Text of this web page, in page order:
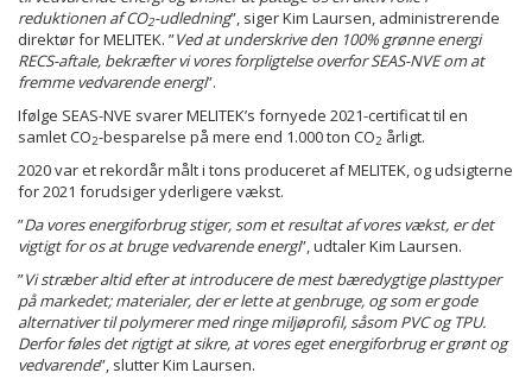
reduktionen af CO2-udledning”, siger Kim Laursen, administrerende
direktør for MELITEK. ”Ved at underskrive den 100% grønne energi
RECS-aftale, bekræfter vi vores forpligtelse overfor SEAS-NVE om at
fremme vedvarende energi”.
Ifølge SEAS-NVE svarer MELITEK’s fornyede 2021-certificat til en
samlet CO2-besparelse på mere end 1.000 ton CO2 årligt.
2020 var et rekordår målt i tons produceret af MELITEK, og udsigterne
for 2021 forudsiger yderligere vækst.
”Da vores energiforbrug stiger, som et resultat af vores vækst, er det
vigtigt for os at bruge vedvarende energi”, udtaler Kim Laursen.
”Vi stræber altid efter at introducere de mest bæredygtige plasttyper
på markedet; materialer, der er lette at genbruge, og som er gode
alternativer til polymerer med ringe miljøprofil, såsom PVC og TPU.
Derfor føles det rigtigt at sikre, at vores eget energiforbrug er grønt og
vedvarende”, slutter Kim Laursen.